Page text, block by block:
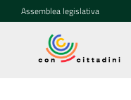
Vai al contenuto
Vai alla navigazione
Vai al footer
Assemblea legislativa
attiva